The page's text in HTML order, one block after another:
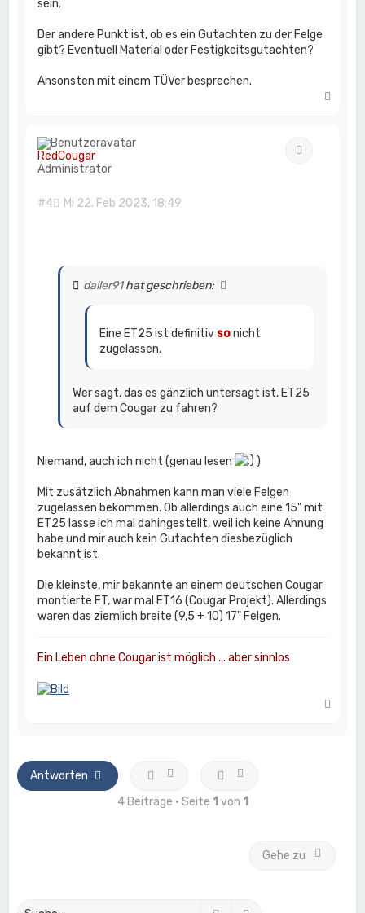
sein.
Der andere Punkt ist, ob es ein Gutachten zu der Felge
gibt? Eventuell Material oder Festigkeitsgutachten?
Ansonsten mit einem TÜVer besprechen.
RedCougar
Administrator
#4 Mi 22. Feb 2023, 18:49
dailer91hat geschrieben:
Eine ET25 ist definitiv sonicht
zugelassen.
Wer sagt, das es gänzlich untersagt ist, ET25
auf dem Cougar zu fahren?
Niemand, auch ich nicht (genau lesen )
Mit zusätzlich Abnahmen kann man viele Felgen
zugelassen bekommen. Ob allerdings auch eine 15" mit
ET25 lasse ich mal dahingestellt, weil ich keine Ahnung
habe und mir auch kein Gutachten diesbezüglich
bekannt ist.
Die kleinste, mir bekannte an einem deutschen Cougar
montierte ET, war mal ET16 (Cougar Projekt). Allerdings
waren das ziemlich breite (9,5 + 10) 17" Felgen.
Ein Leben ohne Cougar ist möglich ... aber sinnlos
Antworten
4 Beiträge • Seite 1 von 1
Gehe zu